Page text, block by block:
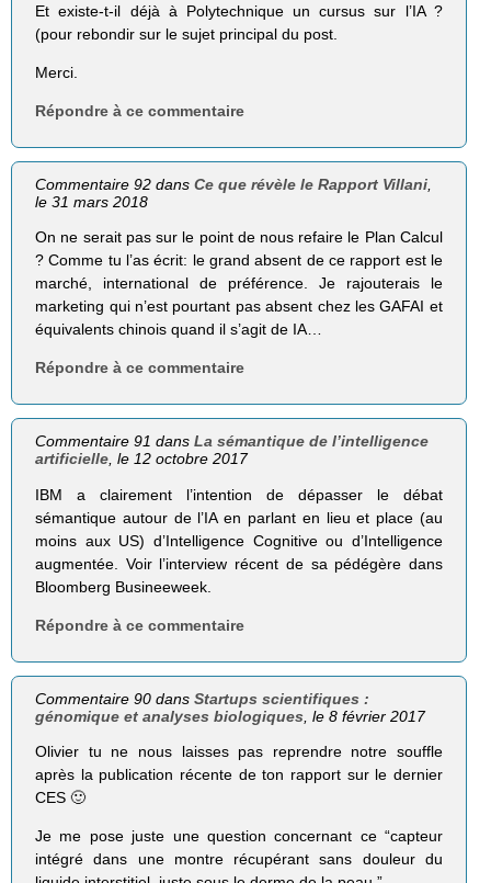
Et existe-t-il déjà à Polytechnique un cursus sur l’IA ?
(pour rebondir sur le sujet principal du post.
Merci.
Répondre à ce commentaire
Commentaire 92 dansCe que révèle le Rapport Villani,
le 31 mars 2018
On ne serait pas sur le point de nous refaire le Plan Calcul
? Comme tu l’as écrit: le grand absent de ce rapport est le
marché, international de préférence. Je rajouterais le
marketing qui n’est pourtant pas absent chez les GAFAI et
équivalents chinois quand il s’agit de IA…
Répondre à ce commentaire
Commentaire 91 dansLa sémantique de l’intelligence
artificielle, le 12 octobre 2017
IBM a clairement l’intention de dépasser le débat
sémantique autour de l’IA en parlant en lieu et place (au
moins aux US) d’Intelligence Cognitive ou d’Intelligence
augmentée. Voir l’interview récent de sa pédégère dans
Bloomberg Busineeweek.
Répondre à ce commentaire
Commentaire 90 dansStartups scientifiques :
génomique et analyses biologiques , le 8 février 2017
Olivier tu ne nous laisses pas reprendre notre souffle
après la publication récente de ton rapport sur le dernier
CES 🙂
Je me pose juste une question concernant ce “capteur
intégré dans une montre récupérant sans douleur du